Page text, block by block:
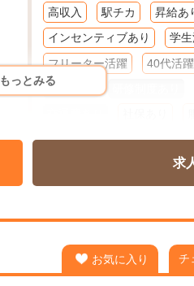
もっとみる
高収入
駅チカ
昇給あ
インセンティブあり
学
フリーター活躍
40代活躍
60代活躍
ネイルOK
ピアスOK
フル
求
お気に入り チ